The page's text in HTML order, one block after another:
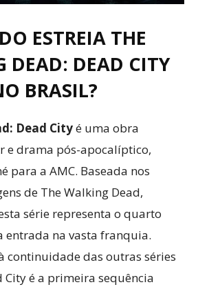
ESTREIA THE
DEAD: DEAD CITY
BRASIL?
Dead Cityé uma obra
e drama pós-apocalíptico,
para a AMC. Baseada nos
de The Walking Dead,
série representa o quarto
entrada na vasta franquia.
continuidade das outras séries
City é a primeira sequência